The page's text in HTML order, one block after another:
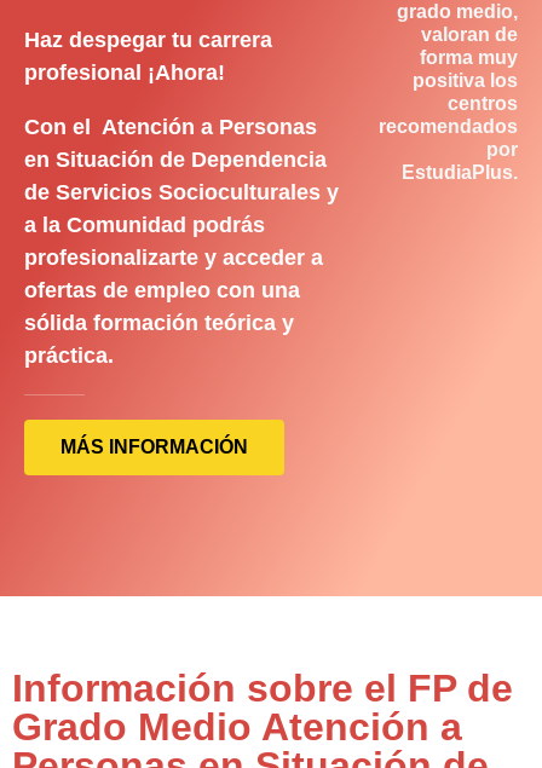
Haz despegar tu carrera
profesional ¡Ahora!
Con el Atención a Personas
en Situación de Dependencia
de Servicios Socioculturales y
a la Comunidad podrás
profesionalizarte y acceder a
ofertas de empleo con una
sólida formación teórica y
práctica.
MÁS INFORMACIÓN
grado medio,
valoran de
forma muy
positiva los
centros
recomendados
por
EstudiaPlus.
Información sobre el FP de
Grado Medio Atención a